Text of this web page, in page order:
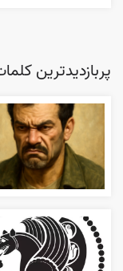
پربازدیدترین